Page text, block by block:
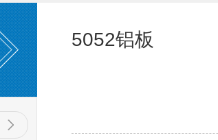
5052铝板